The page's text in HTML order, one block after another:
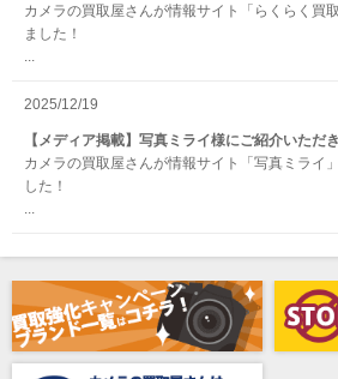
ARTISAN&ARTIST (アルティザンアンド
Aska（アスカ/飛鳥）
ATOMOS（アトモス）
erg（エルグ）
AVENON（アベノン）
Awagami Factory（アワガミファクトリー
Belkin（ベルキン）
Bencini（ベンチーニ）
BENRO（ベンロ）
カメラの買取屋さんが情報サイト「らくらく買
ました！
2025/12/19
【メディア掲載】写真ミライ様にご紹介いただ
カメラの買取屋さんが情報サイト「写真ミライ
した！